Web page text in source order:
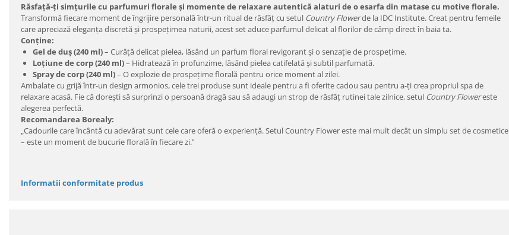
Răsfață-ți simțurile cu parfumuri florale și momente de relaxare autentică alaturi de o esarfa din matase cu motive florale.
Transformă fiecare moment de îngrijire personală într-un ritual de răsfăț cu setul Country Flowerde la IDC Institute. Creat pentru femeile
care apreciază eleganța discretă și prospețimea naturii, acest set aduce parfumul delicat al florilor de câmp direct în baia ta.
Conține:
Gel de duș (240 ml)– Curăță delicat pielea, lăsând un parfum floral revigorant și o senzație de prospețime.
Loțiune de corp (240 ml)– Hidratează în profunzime, lăsând pielea catifelată și subtil parfumată.
Spray de corp (240 ml)– O explozie de prospețime florală pentru orice moment al zilei.
Ambalate cu grijă într-un design armonios, cele trei produse sunt ideale pentru a fi oferite cadou sau pentru a-ți crea propriul spa de
relaxare acasă. Fie că dorești să surprinzi o persoană dragă sau să adaugi un strop de răsfăț rutinei tale zilnice, setul Country Flowereste
alegerea perfectă.
Recomandarea Borealy:
„Cadourile care încântă cu adevărat sunt cele care oferă o experiență. Setul Country Flower este mai mult decât un simplu set de cosmetice
– este un moment de bucurie florală în fiecare zi.”
Informatii conformitate produs